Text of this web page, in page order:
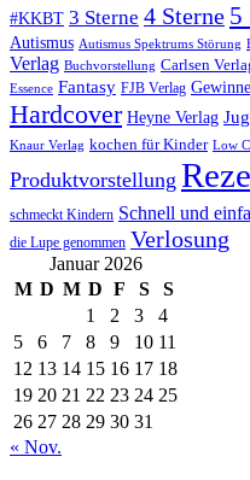
#KKBT 3 Sterne 4 Sterne 5
Autismus Autismus Spektrums Störung
Verlag Buchvorstellung Carlsen
Essence Fantasy FJB Verlag
Hardcover Heyne Verlag
Knaur Verlag kochen für Kinder Low
Produktvorstellung
schmeckt Kindern Schnell und
die Lupe genommen Verlosung
Januar 2026
M D M D F S
S
1
2 3
4
5
6 7 8 9 10 11
12 13 14 15 16 17 18
19 20 21 22 23 24 25
26 27 28 29 30 31
« Nov.